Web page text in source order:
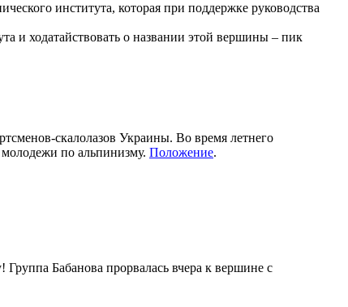
института, которая при поддержке руководства
и ходатайствовать о названии этой вершины – пик
скалолазов Украины. Во время летнего
по альпинизму. Положение.
Бабанова прорвалась вчера к вершине с